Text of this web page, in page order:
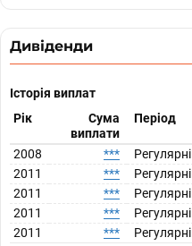
Дивіденди
Історія виплат
Рік
Сума
виплати
Період
2008
*** Регулярні
2011
*** Регулярні
2011
*** Регулярні
2011
*** Регулярні
2011
*** Регулярні